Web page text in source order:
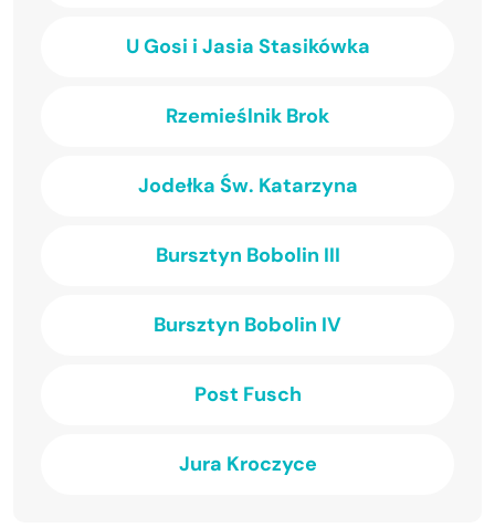
U Gosi i Jasia Stasikówka
Rzemieślnik Brok
Jodełka Św. Katarzyna
Bursztyn Bobolin III
Bursztyn Bobolin IV
Post Fusch
Jura Kroczyce